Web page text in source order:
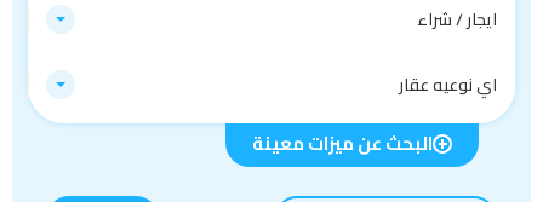
ايجار / شراء
اي نوعيه عقار
البحث عن ميزات معينة